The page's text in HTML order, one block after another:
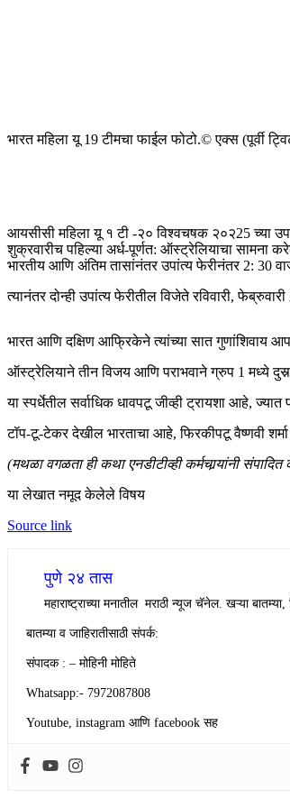
भारत महिला यू 19 टीमचा फाईल फोटो.© एक्स (पूर्वी
आयसीसी महिला यू १ टी -२० विश्वचषक २०२25 च्या
शुक्रवारीच पहिल्या अर्ध-पूर्णत: ऑस्ट्रेलियाचा
भारतीय आणि अंतिम तासांनंतर उपांत्य फेरीनंतर 2: 30
त्यानंतर दोन्ही उपांत्य फेरीतील विजेते रविवारी,
भारत आणि दक्षिण आफ्रिकेने त्यांच्या सात गुणांशिवाय
ऑस्ट्रेलियाने तीन विजय आणि पराभवाने ग्रुप 1 मध्ये
या स्पर्धेतील सर्वाधिक धावपटू जीव्ही ट्रायशा आहे,
टॉप-टू-टेकर देखील भारताचा आहे, फिरकीपटू वैष्णवी
(मथळा वगळता ही कथा एनडीटीव्ही कर्मचार्‍यांनी
या लेखात नमूद केलेले विषय
Source link
पुणे २४ तास
महाराष्ट्राच्या मनातील मराठी न्यूज चॅनेल. खऱ्या
बातम्या व जाहिरातीसाठी संपर्क:
संपादक : – मोहिनी मोहिते
Whatsapp:- 7972087808
Youtube, instagram आणि facebook सह